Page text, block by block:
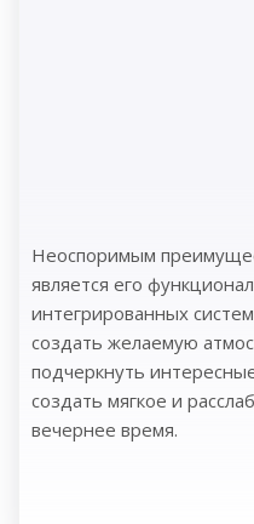
Неоспоримым
является его
интегрированных
создать желаемую
подчеркнуть
создать мягкое и
вечернее время.